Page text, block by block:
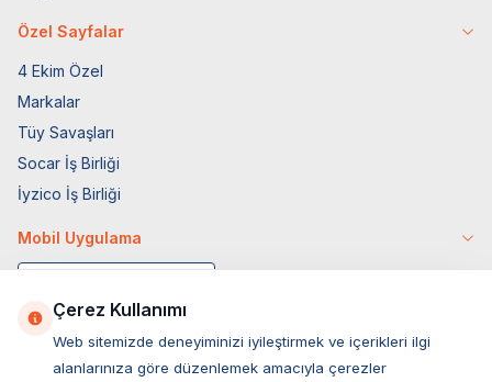
Özel Sayfalar
4 Ekim Özel
Markalar
Tüy Savaşları
Socar İş Birliği
İyzico İş Birliği
Mobil Uygulama
Çerez Kullanımı
Web sitemizde deneyiminizi iyileştirmek ve içerikleri ilgi
alanlarınıza göre düzenlemek amacıyla çerezler